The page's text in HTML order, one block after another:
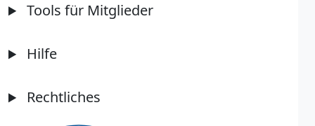
Tools für Mitglieder
Hilfe
Rechtliches